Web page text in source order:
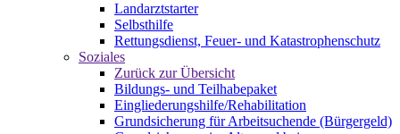
Landarztstarter
Selbsthilfe
Rettungsdienst, Feuer- und Katastrophenschutz
Soziales
Zurück zur Übersicht
Bildungs- und Teilhabepaket
Eingliederungshilfe/Rehabilitation
Grundsicherung für Arbeitsuchende (Bürgergeld)